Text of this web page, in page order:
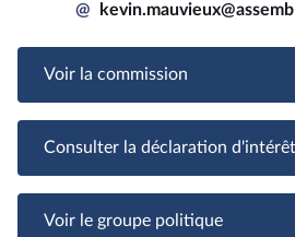
@
Voir la commission
Consulter la déclaration
Voir le groupe politique